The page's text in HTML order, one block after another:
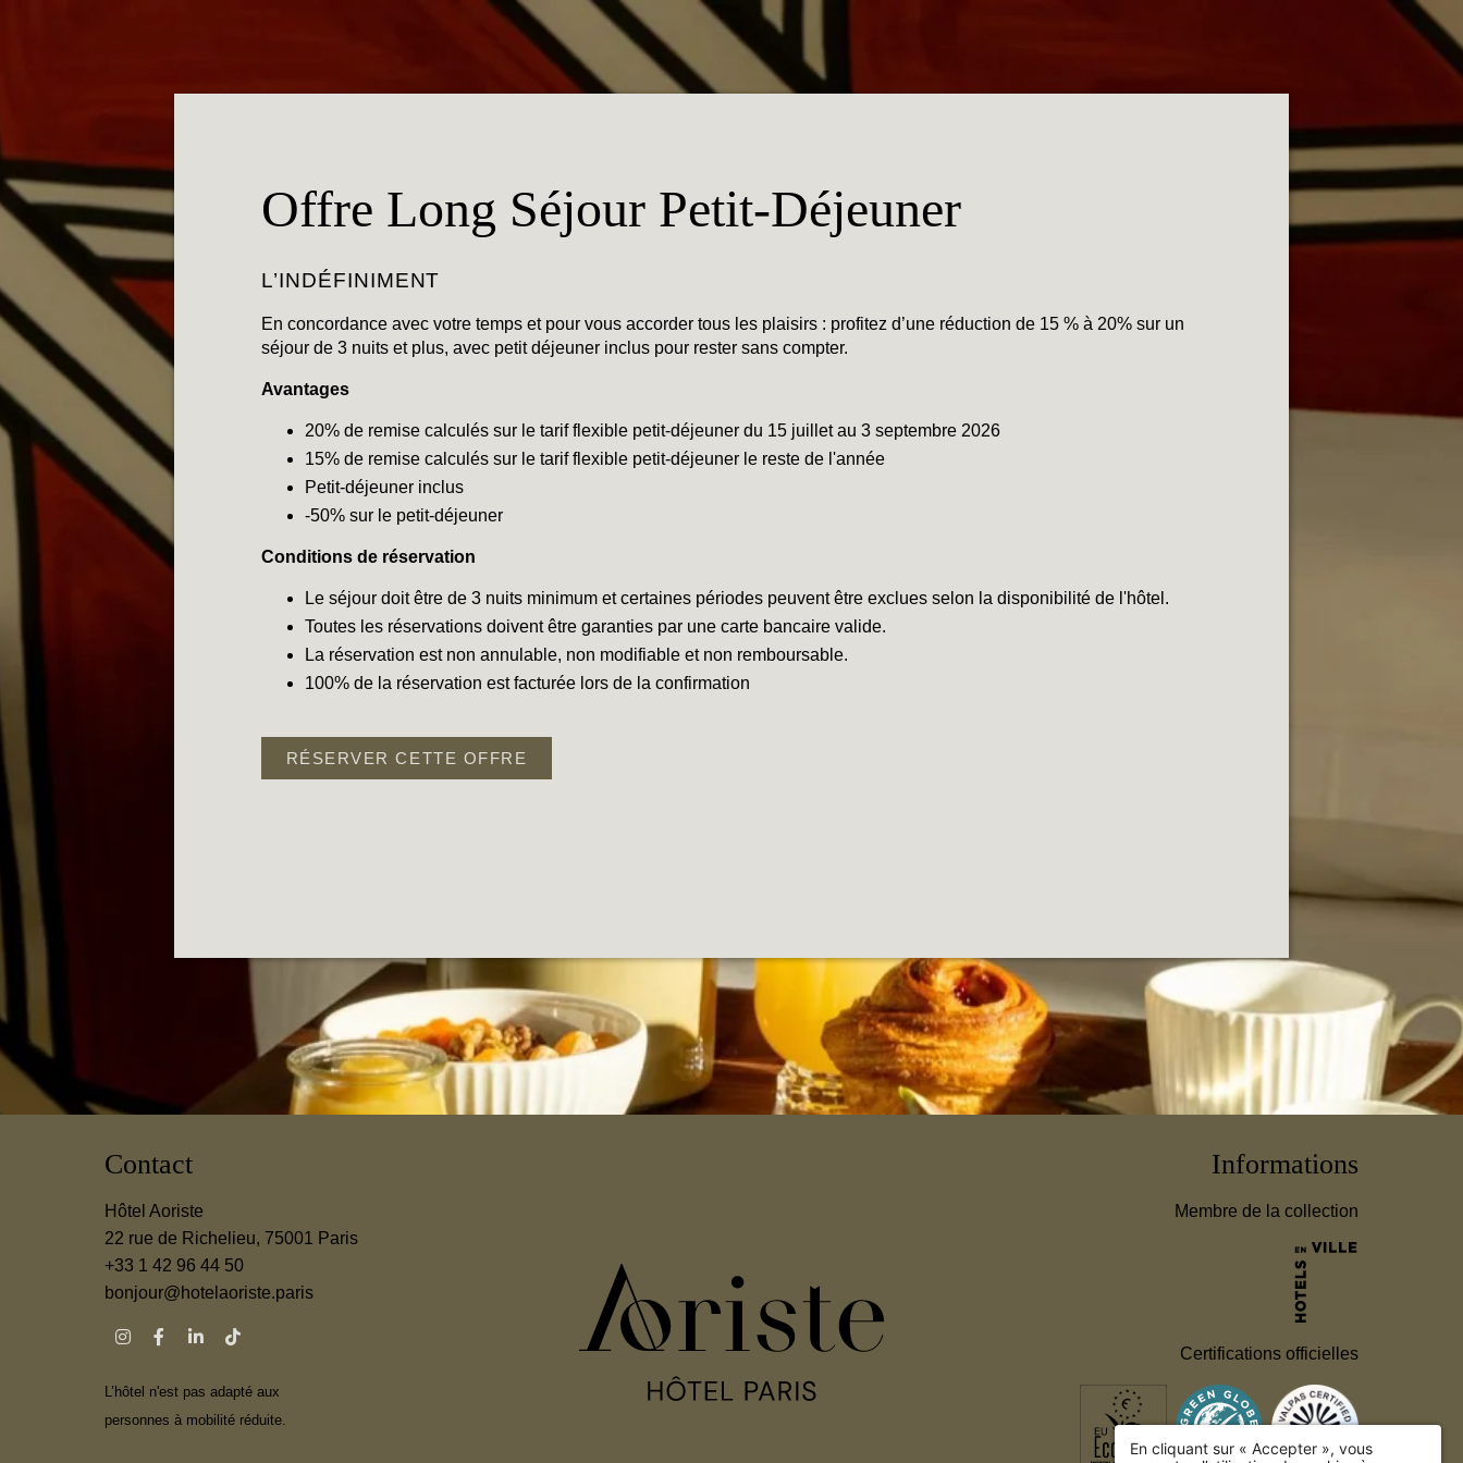
Offre Long Séjour Petit-Déjeuner
L’INDÉFINIMENT
En concordance avec votre temps et pour vous accorder tous les plaisirs : profitez d’une réduction de 15 % à 20% sur un
séjour de 3 nuits et plus, avec petit déjeuner inclus pour rester sans compter.
Avantages
20% de remise calculés sur le tarif flexible petit-déjeuner du 15 juillet au 3 septembre 2026
15% de remise calculés sur le tarif flexible petit-déjeuner le reste de l'année
Petit-déjeuner inclus
-50% sur le petit-déjeuner
Conditions de réservation
Le séjour doit être de 3 nuits minimum et certaines périodes peuvent être exclues selon la disponibilité de l'hôtel.
Toutes les réservations doivent être garanties par une carte bancaire valide.
La réservation est non annulable, non modifiable et non remboursable.
100% de la réservation est facturée lors de la confirmation
RÉSERVER CETTE OFFRE
Contact
Hôtel Aoriste
22 rue de Richelieu, 75001 Paris
+33 1 42 96 44 50
bonjour@hotelaoriste.paris
L’hôtel n'est pas adapté aux
personnes à mobilité réduite.
Informations
Membre de la collection
Certifications officielles
ACCUEIL
CHAMBRES & SUITES
SPA
MA RÉSERVATION
RÉSERVER
En cliquant sur « Accepter », vous